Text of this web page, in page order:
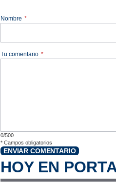
Nombre *
Tu comentario *
0/500
* Campos obligatorios
ENVIAR COMENTARIO
HOY EN